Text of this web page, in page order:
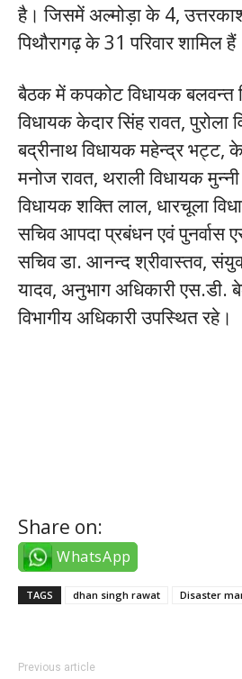
है। जिसमें अल्मोड़ा के 4,
पिथौरागढ़ के 31 परिवार शामिल
बैठक में कपकोट विधायक बलवन्त
विधायक केदार सिंह रावत, पुरोला
बद्रीनाथ विधायक महेन्द्र भट्ट,
मनोज रावत, थराली विधायक
विधायक शक्ति लाल, धारचूला
सचिव आपदा प्रबंधन एवं
सचिव डा. आनन्द श्रीवास्तव,
यादव, अनुभाग अधिकारी एस.डी.
विभागीय अधिकारी उपस्थित रहे।
Share on:
WhatsApp
TAGS dhan singh rawat Disaster
Previous article